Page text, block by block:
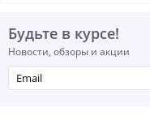
Будьте в курсе!
Новости, обзоры и акции